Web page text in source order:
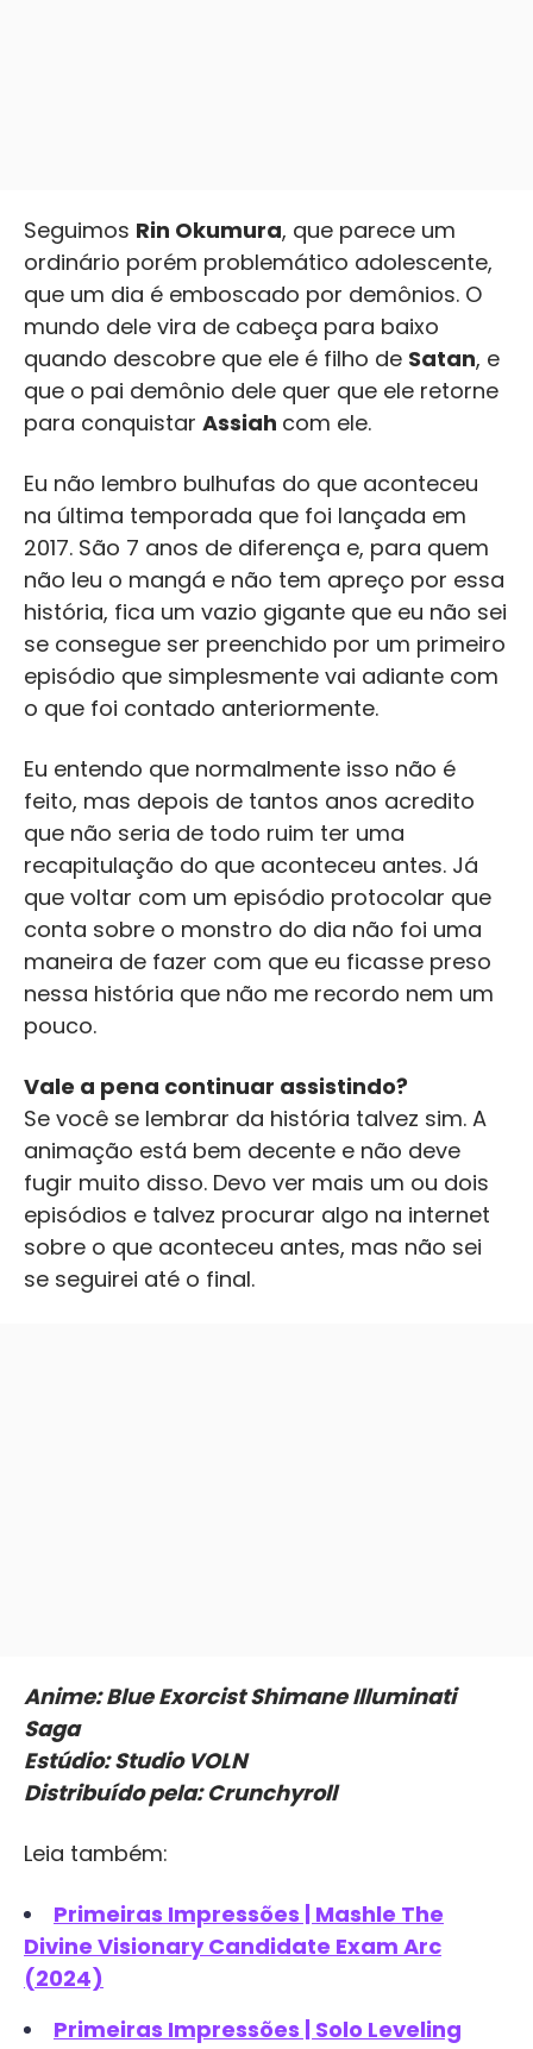
Seguimos Rin Okumura, que parece um
ordinário porém problemático adolescente,
que um dia é emboscado por demônios. O
mundo dele vira de cabeça para baixo
quando descobre que ele é filho de Satan, e
que o pai demônio dele quer que ele retorne
para conquistar Assiah com ele.
Eu não lembro bulhufas do que aconteceu
na última temporada que foi lançada em
2017. São 7 anos de diferença e, para quem
não leu o mangá e não tem apreço por essa
história, fica um vazio gigante que eu não sei
se consegue ser preenchido por um primeiro
episódio que simplesmente vai adiante com
o que foi contado anteriormente.
Eu entendo que normalmente isso não é
feito, mas depois de tantos anos acredito
que não seria de todo ruim ter uma
recapitulação do que aconteceu antes. Já
que voltar com um episódio protocolar que
conta sobre o monstro do dia não foi uma
maneira de fazer com que eu ficasse preso
nessa história que não me recordo nem um
pouco.
Vale a pena continuar assistindo?
Se você se lembrar da história talvez sim. A
animação está bem decente e não deve
fugir muito disso. Devo ver mais um ou dois
episódios e talvez procurar algo na internet
sobre o que aconteceu antes, mas não sei
se seguirei até o final.
Anime: Blue Exorcist Shimane Illuminati
Saga
Estúdio: Studio VOLN
Distribuído pela: Crunchyroll
Leia também:
Primeiras Impressões | Mashle The
Divine Visionary Candidate Exam Arc
(2024)
Primeiras Impressões | Solo Leveling